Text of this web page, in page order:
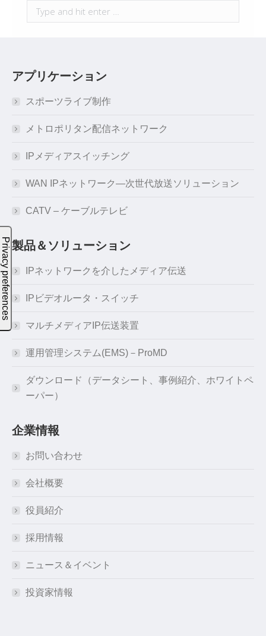
Search:
アプリケーション
スポーツライブ制作
メトロポリタン配信ネットワーク
IPメディアスイッチング
WAN IPネットワーク―次世代放送ソリューション
CATV – ケーブルテレビ
製品＆ソリューション
IPネットワークを介したメディア伝送
IPビデオルータ・スイッチ
マルチメディアIP伝送装置
運用管理システム(EMS)－ProMD
ダウンロード（データシート、事例紹介、ホワイトペ
ーパー）
企業情報
お問い合わせ
会社概要
役員紹介
採用情報
ニュース＆イベント
投資家情報